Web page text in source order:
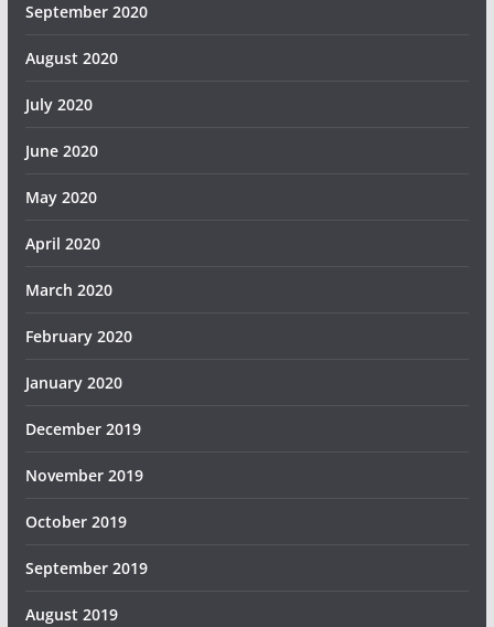
September 2020
August 2020
July 2020
June 2020
May 2020
April 2020
March 2020
February 2020
January 2020
December 2019
November 2019
October 2019
September 2019
August 2019